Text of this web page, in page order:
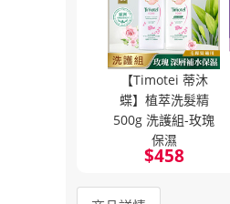
【Timotei 蒂沐
蝶】植萃洗髮精
500g 洗護組-玫瑰
保濕
$458